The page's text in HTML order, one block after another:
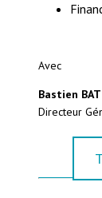
Avec
Bastien
Directeur